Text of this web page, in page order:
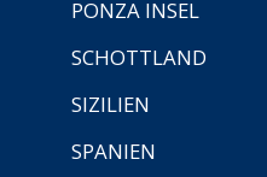
PONZA INSEL
SCHOTTLAND
SIZILIEN
SPANIEN